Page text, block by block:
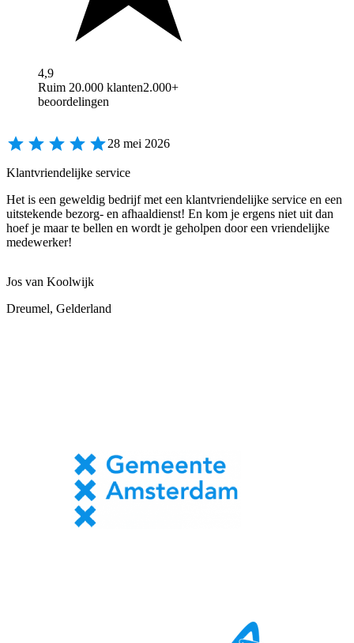
4,9
Ruim 20.000 klanten2.000+
beoordelingen
28 mei 2026
Klantvriendelijke service
Het is een geweldig bedrijf met een klantvriendelijke service en een
uitstekende bezorg- en afhaaldienst! En kom je ergens niet uit dan
hoef je maar te bellen en wordt je geholpen door een vriendelijke
medewerker!
Jos van Koolwijk
Dreumel, Gelderland